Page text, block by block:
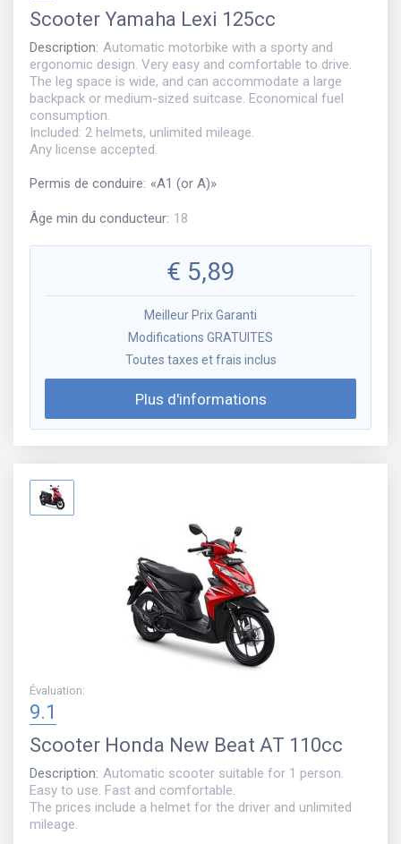
Scooter Yamaha Lexi 125cc
Description: Automatic motorbike with a sporty and
ergonomic design. Very easy and comfortable to drive.
The leg space is wide, and can accommodate a large
backpack or medium-sized suitcase. Economical fuel
consumption.
Included: 2 helmets, unlimited mileage.
Any license accepted.
Permis de conduire: «A1 (or A)»
Âge min du conducteur: 18
€ 5,89
Meilleur Prix Garanti
Modifications GRATUITES
Toutes taxes et frais inclus
Plus d'informations
Évaluation:
9.1
Scooter Honda New Beat AT 110cc
Description: Automatic scooter suitable for 1 person.
Easy to use. Fast and comfortable.
The prices include a helmet for the driver and unlimited
mileage.